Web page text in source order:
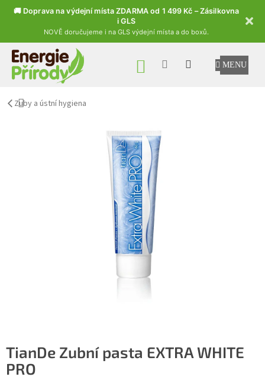
🚚 Doprava na výdejní místa ZDARMA od 1 499 Kč – Zásilkovna
i GLS
NOVĚ doručujeme i na GLS výdejní místa a do boxů.
Přejít na obsah
NÁKUPNÍ KOŠÍK
Zuby a ústní hygiena
TianDe Zubní pasta EXTRA WHITE
PRO